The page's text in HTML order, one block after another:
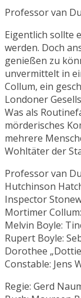
Professor van
Eigentlich sollte
werden. Doch
genießen zu
unvermittelt in
Collum, ein
Londoner
Was als
mörderisches
mehrere
Wohltäter der
Professor van
Hutchinson
Inspector
Mortimer
Melvin Boyle:
Rupert Boyle:
Dorothee
Constable: Jens
Regie: Gerd